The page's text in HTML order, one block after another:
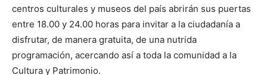
centros culturales y museos del país abrirán sus puertas
entre 18.00 y 24.00 horas para invitar a la ciudadanía a
disfrutar, de manera gratuita, de una nutrida
programación, acercando así a toda la comunidad a la
Cultura y Patrimonio.